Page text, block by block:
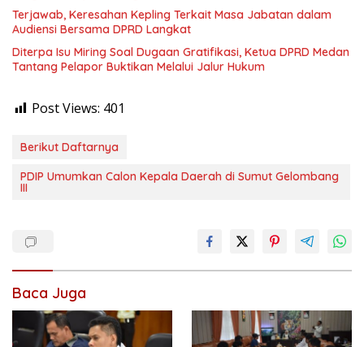
Terjawab, Keresahan Kepling Terkait Masa Jabatan dalam
Audiensi Bersama DPRD Langkat
Diterpa Isu Miring Soal Dugaan Gratifikasi, Ketua DPRD Medan
Tantang Pelapor Buktikan Melalui Jalur Hukum
Post Views: 401
Berikut Daftarnya
PDIP Umumkan Calon Kepala Daerah di Sumut Gelombang
III
Baca Juga